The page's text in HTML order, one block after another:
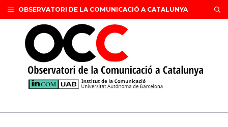
Vés
al
contingut
OBSERVATORI DE LA COMUNICACIÓ A CATALUNYA